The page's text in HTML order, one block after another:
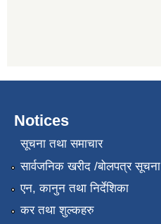
Notices
सूचना तथा समाचार
सार्वजनिक खरीद /बोलपत्र सूचना
एन, कानुन तथा निर्देशिका
कर तथा शुल्कहरु